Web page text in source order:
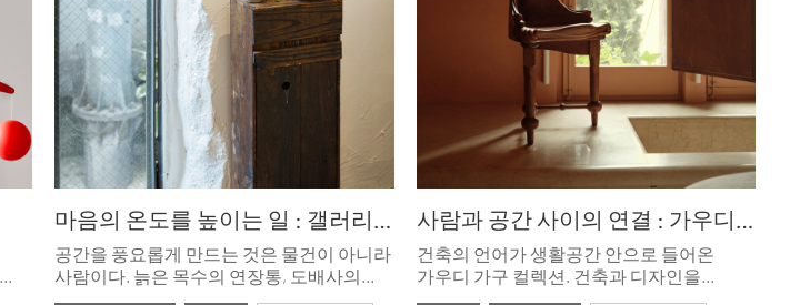
공간을 풍요롭게 만드는 것은 물건이 아니라
사람이다. 늙은 목수의 연장통, 도배사의
건축의 언어가 생활공간 안으로 들어온
가우디 가구 컬렉션. 건축과 디자인을